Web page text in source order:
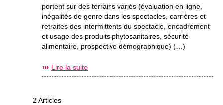
portent sur des terrains variés (évaluation en ligne,
inégalités de genre dans les spectacles, carrières et
retraites des intermittents du spectacle, encadrement
et usage des produits phytosanitaires, sécurité
alimentaire, prospective démographique) (…)
Lire la suite
2 Articles